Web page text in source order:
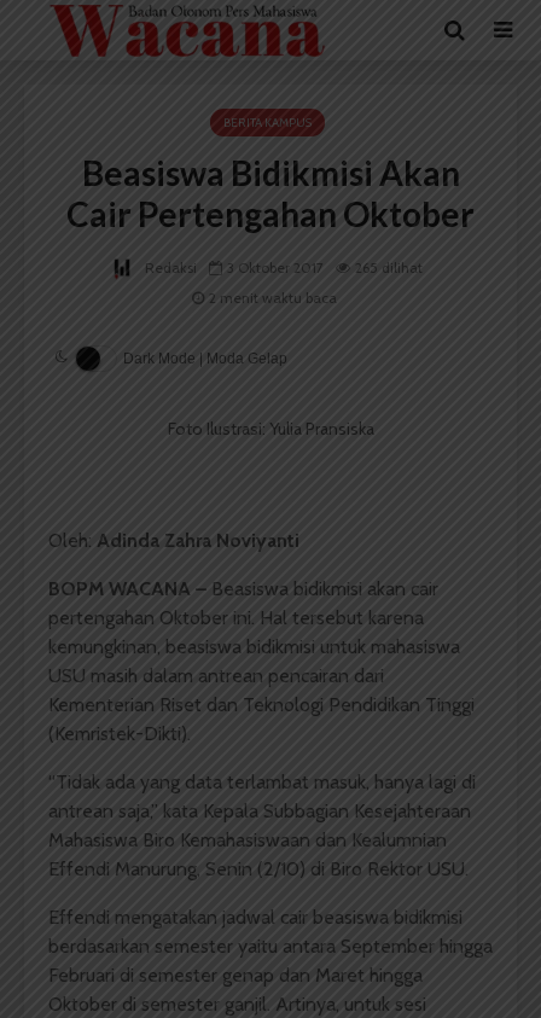
BERITA KAMPUS
Beasiswa Bidikmisi Akan
Cair Pertengahan Oktober
Redaksi 3 Oktober 2017
265 dilihat
2 menit waktu baca
Dark Mode | Moda Gelap
Foto Ilustrasi: Yulia Pransiska
Oleh: Adinda Zahra Noviyanti
BOPM WACANA – Beasiswa bidikmisi akan cair
pertengahan Oktober ini. Hal tersebut karena
kemungkinan, beasiswa bidikmisi untuk mahasiswa
USU masih dalam antrean pencairan dari
Kementerian Riset dan Teknologi Pendidikan Tinggi
(Kemristek-Dikti).
“Tidak ada yang data terlambat masuk, hanya lagi di
antrean saja,” kata Kepala Subbagian Kesejahteraan
Mahasiswa Biro Kemahasiswaan dan Kealumnian
Effendi Manurung, Senin (2/10) di Biro Rektor USU.
Effendi mengatakan jadwal cair beasiswa bidikmisi
berdasarkan semester yaitu antara September hingga
Februari di semester genap dan Maret hingga
Oktober di semester ganjil. Artinya, untuk sesi